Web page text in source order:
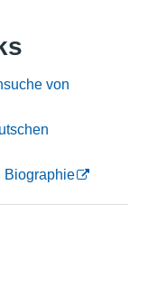
von
Biographie